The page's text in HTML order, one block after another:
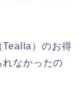
Tealla）のお得
なかったの